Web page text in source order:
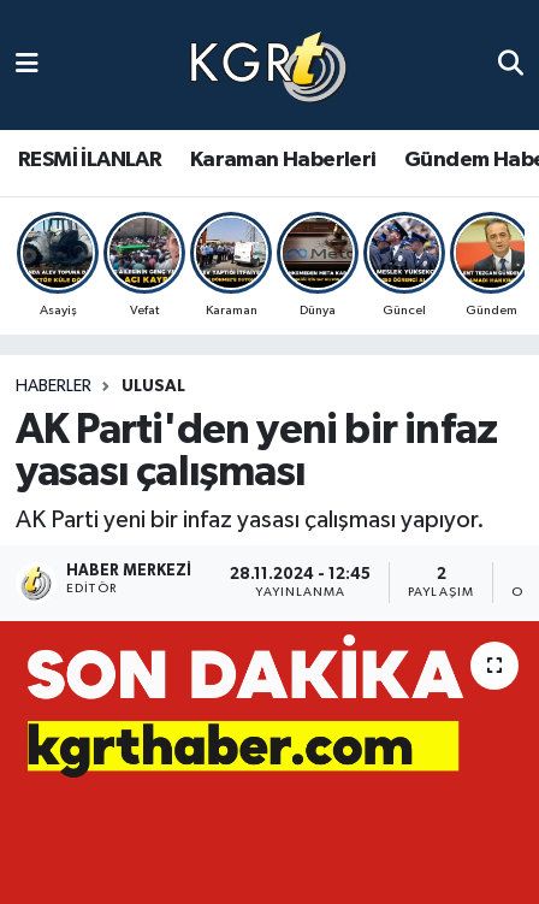
RESMİ İLANLAR Karaman Haberleri Gündem
Asayiş Vefat Karaman Dünya Güncel Gündem
HABERLER ULUSAL
AK Parti'den yeni bir infaz
yasası çalışması
AK Parti yeni bir infaz yasası çalışması yapıyor.
HABER MERKEZI
EDITÖR
28.11.2024 - 12:45
YAYINLANMA
2
PAYLAŞIM
Gündem Haberleri
Güncel Haberler
Spor Haberleri
Ulusal Haberler
Vefat Edenler